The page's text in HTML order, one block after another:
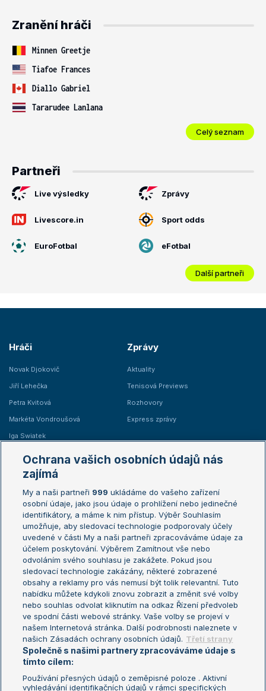
Zranění hráči
Minnen Greetje
Tiafoe Frances
Diallo Gabriel
Tararudee Lanlana
Celý seznam
Partneři
Live výsledky Zprávy
Livescore.in Sport odds
EuroFotbal eFotbal
Další partneři
Hráči
Novak Djokovič
Jiří Lehečka
Petra Kvitová
Markéta Vondroušová
Iga Swiatek
Zprávy
Aktuality
Tenisová Previews
Rozhovory
Express zprávy
Žebříčky
Žebříček ATP (muži)
Žebříček WTA (ženy)
Sázkařský žebříček
Australian Open
French Open
Wimbledon
US Open
Turnaj mistrů
Turnaj mistryň
Aktualní trendy
Fotbalové přestupy
Livesport Daily
LS Prague Open
Ochrana vašich osobních údajů nás
zajímá
My a naši partneři 999 ukládáme do vašeho zařízení
osobní údaje, jako jsou údaje o prohlížení nebo jedinečné
identifikátory, a máme k nim přístup. Výběr Souhlasím
umožňuje, aby sledovací technologie podporovaly účely
uvedené v části My a naši partneři zpracováváme údaje za
účelem poskytování. Výběrem Zamítnout vše nebo
odvoláním svého souhlasu je zakážete. Pokud jsou
sledovací technologie zakázány, některé zobrazené
obsahy a reklamy pro vás nemusí být tolik relevantní. Tuto
nabídku můžete kdykoli znovu zobrazit a změnit své volby
nebo souhlas odvolat kliknutím na odkaz Řízení předvoleb
ve spodní části webové stránky. Vaše volby se projeví v
našem Internetová stránka. Další podrobnosti naleznete v
našich Zásadách ochrany osobních údajů. Třetí strany
Společně s našimi partnery zpracováváme údaje s
tímto cílem:
Používání přesných údajů o zeměpisné poloze . Aktivní
vyhledávání identifikačních údajů v rámci specifických